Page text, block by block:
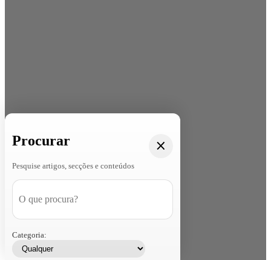
Procurar
Pesquise artigos, secções e conteúdos
Categoria: